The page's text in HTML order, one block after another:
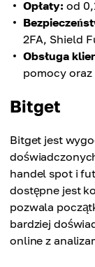
Opłaty: od
2FA, Shield
Obsługa
pomocy
Bitget
Bitget jest
handel spot i
dostępne jest
pozwala
bardziej
online z